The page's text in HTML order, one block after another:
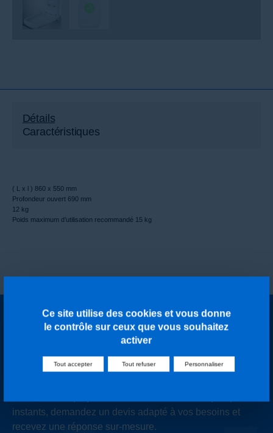
Détails
Caractéristiques
( L x l ) 860 x 550 mm
Profondeur ouvert 690 mm
12 kg
Poids maximum d’utilisation recommandé 15 kg
Recevez votre devis
personnalisé en un clic
instants, demandez un devis adapté à vos besoins et
recevez une réponse sur-mesure.
Ce site utilise des cookies et vous donne
le contrôle sur ceux que vous souhaitez
activer
Tout accepter Tout refuser Personnaliser